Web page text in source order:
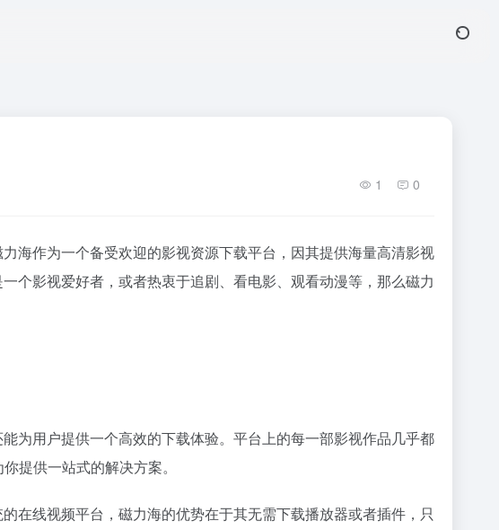
1 0
海作为一个备受欢迎的影视资源下载平台，因其提供海量高清影视
个影视爱好者，或者热衷于追剧、看电影、观看动漫等，那么磁力
为用户提供一个高效的下载体验。平台上的每一部影视作品几乎都
提供一站式的解决方案。
在线视频平台，磁力海的优势在于其无需下载播放器或者插件，只